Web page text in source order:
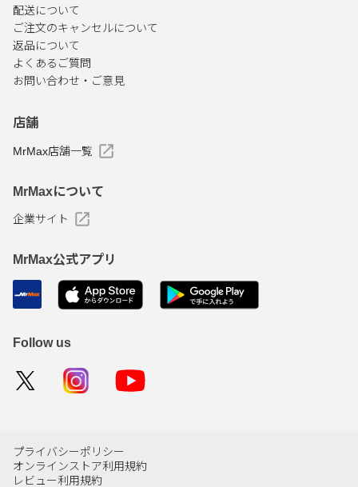
配送について
ご注文のキャンセルについて
返品について
よくあるご質問
お問い合わせ・ご意見
店舗
MrMax店舗一覧
MrMaxについて
企業サイト
MrMax公式アプリ
Follow us
プライバシーポリシー
オンラインストア利用規約
レビュー利用規約